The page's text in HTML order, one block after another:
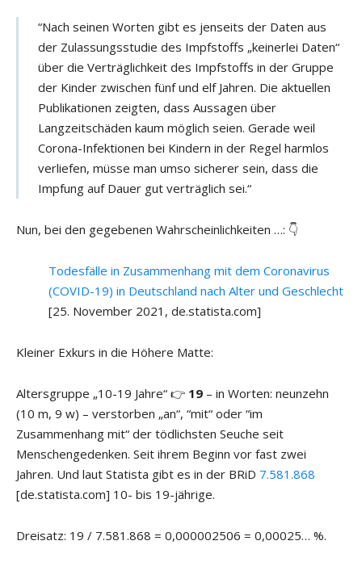
“Nach seinen Worten gibt es jenseits der Daten aus
der Zulassungsstudie des Impfstoffs „keinerlei Daten“
über die Verträglichkeit des Impfstoffs in der Gruppe
der Kinder zwischen fünf und elf Jahren. Die aktuellen
Publikationen zeigten, dass Aussagen über
Langzeitschäden kaum möglich seien. Gerade weil
Corona-Infektionen bei Kindern in der Regel harmlos
verliefen, müsse man umso sicherer sein, dass die
Impfung auf Dauer gut verträglich sei.“
Nun, bei den gegebenen Wahrscheinlichkeiten …: 👇
Todesfälle in Zusammenhang mit dem Coronavirus
(COVID-19) in Deutschland nach Alter und Geschlecht
[25. November 2021, de.statista.com]
Kleiner Exkurs in die Höhere Matte:
Altersgruppe „10-19 Jahre“ 👉 19 – in Worten: neunzehn
(10 m, 9 w) – verstorben „an“, “mit“ oder “im
Zusammenhang mit“ der tödlichsten Seuche seit
Menschengedenken. Seit ihrem Beginn vor fast zwei
Jahren. Und laut Statista gibt es in der BRiD 7.581.868
[de.statista.com] 10- bis 19-jährige.
Dreisatz: 19 / 7.581.868 = 0,000002506 = 0,00025… %.